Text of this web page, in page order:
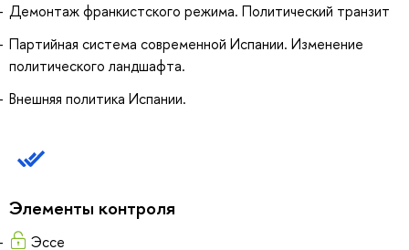
Демонтаж франкистского режима. Политический транзит
Партийная система современной Испании. Изменение
политического ландшафта.
Внешняя политика Испании.
Элементы контроля
Эссе